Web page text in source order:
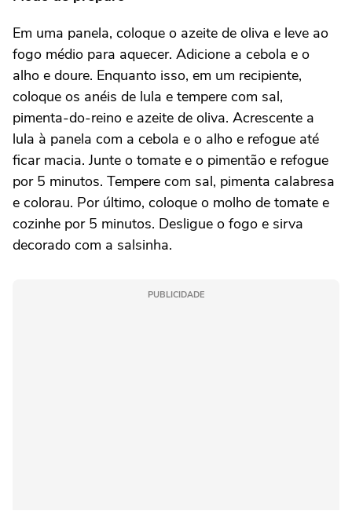
Em uma panela, coloque o azeite de oliva e leve ao
fogo médio para aquecer. Adicione a cebola e o
alho e doure. Enquanto isso, em um recipiente,
coloque os anéis de lula e tempere com sal,
pimenta-do-reino e azeite de oliva. Acrescente a
lula à panela com a cebola e o alho e refogue até
ficar macia. Junte o tomate e o pimentão e refogue
por 5 minutos. Tempere com sal, pimenta calabresa
e colorau. Por último, coloque o molho de tomate e
cozinhe por 5 minutos. Desligue o fogo e sirva
decorado com a salsinha.
PUBLICIDADE